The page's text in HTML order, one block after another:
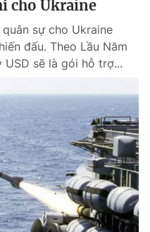
cho Ukraine
sự cho Ukraine
đấu. Theo Lầu Năm
sẽ là gói hỗ trợ...